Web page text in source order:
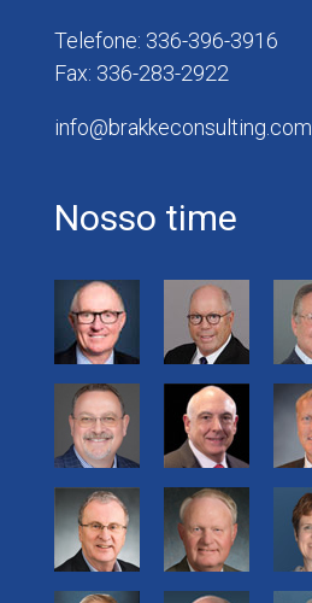
Telefone: 336-396-3916
Fax: 336-283-2922
info@brakkeconsulting.com
Nosso time